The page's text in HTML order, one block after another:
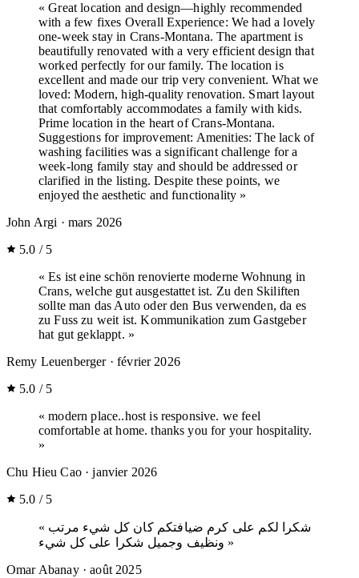
« Great location and design—highly recommended
with a few fixes Overall Experience: We had a lovely
one-week stay in Crans-Montana. The apartment is
beautifully renovated with a very efficient design that
worked perfectly for our family. The location is
excellent and made our trip very convenient. What we
loved: Modern, high-quality renovation. Smart layout
that comfortably accommodates a family with kids.
Prime location in the heart of Crans-Montana.
Suggestions for improvement: Amenities: The lack of
washing facilities was a significant challenge for a
week-long family stay and should be addressed or
clarified in the listing. Despite these points, we
enjoyed the aesthetic and functionality »
John Argi · mars 2026
5.0 / 5
« Es ist eine schön renovierte moderne Wohnung in
Crans, welche gut ausgestattet ist. Zu den Skiliften
sollte man das Auto oder den Bus verwenden, da es
zu Fuss zu weit ist. Kommunikation zum Gastgeber
hat gut geklappt. »
Remy Leuenberger· février 2026
5.0 / 5
« modern place..host is responsive. we feel
comfortable at home. thanks you for your hospitality.
»
Chu Hieu Cao· janvier 2026
5.0 / 5
« شكرا لكم على كرم ضيافتكم كان كل شيء مرتب
ونظيف وجميل شكرا على كل شيء »
Omar Abanay· août 2025